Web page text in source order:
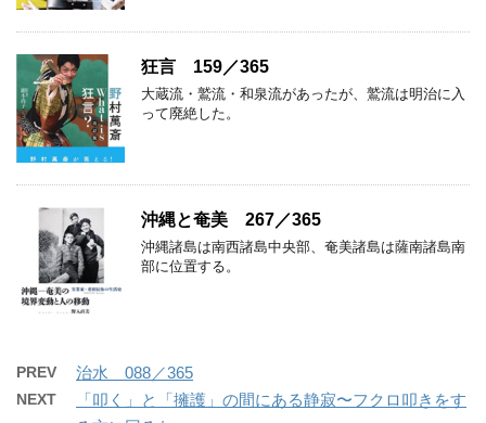
狂言 159／365
大蔵流・鷲流・和泉流があったが、鷲流は明治に入
って廃絶した。
沖縄と奄美 267／365
沖縄諸島は南西諸島中央部、奄美諸島は薩南諸島南
部に位置する。
PREV 治水 088／365
NEXT
「叩く」と「擁護」の間にある静寂〜フクロ叩きをす